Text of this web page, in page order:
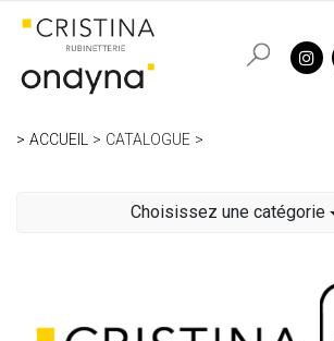
ACCUEIL CATALOGUE
Choisissez une catégorie